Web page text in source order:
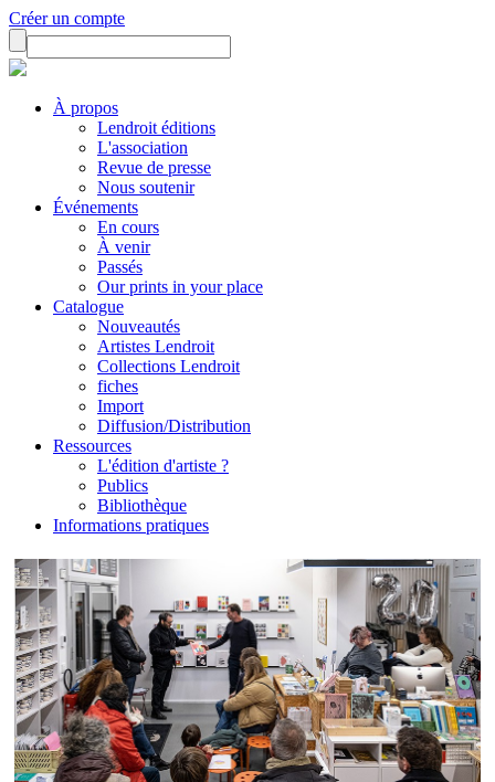
Créer un compte
À propos
Lendroit éditions
L'association
Revue de presse
Nous soutenir
Événements
En cours
À venir
Passés
Our prints in your place
Catalogue
Nouveautés
Artistes Lendroit
Collections Lendroit
fiches
Import
Diffusion/Distribution
Ressources
L'édition d'artiste ?
Publics
Bibliothèque
Informations pratiques